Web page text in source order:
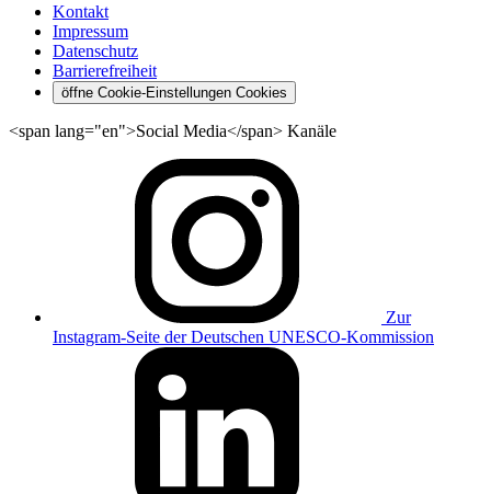
Kontakt
Impressum
Datenschutz
Barrierefreiheit
öffne Cookie-Einstellungen Cookies
<span lang="en">Social Media</span> Kanäle
Zur
Instagram-Seite der Deutschen UNESCO-Kommission